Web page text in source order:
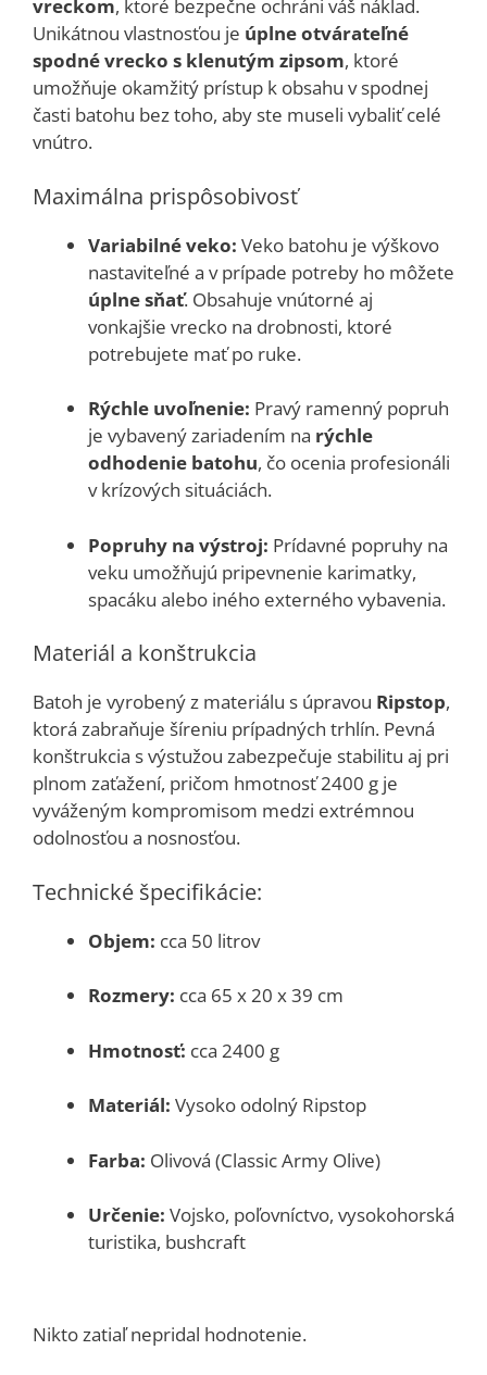
vreckom, ktoré bezpečne ochráni váš náklad.
Unikátnou vlastnosťou je úplne otvárateľné
spodné vrecko s klenutým zipsom, ktoré
umožňuje okamžitý prístup k obsahu v spodnej
časti batohu bez toho, aby ste museli vybaliť celé
vnútro.
Maximálna prispôsobivosť
Variabilné veko: Veko batohu je výškovo
nastaviteľné a v prípade potreby ho môžete
úplne sňať. Obsahuje vnútorné aj
vonkajšie vrecko na drobnosti, ktoré
potrebujete mať po ruke.
Rýchle uvoľnenie: Pravý ramenný popruh
je vybavený zariadením na rýchle
odhodenie batohu, čo ocenia profesionáli
v krízových situáciách.
Popruhy na výstroj: Prídavné popruhy na
veku umožňujú pripevnenie karimatky,
spacáku alebo iného externého vybavenia.
Materiál a konštrukcia
Batoh je vyrobený z materiálu s úpravou Ripstop,
ktorá zabraňuje šíreniu prípadných trhlín. Pevná
konštrukcia s výstužou zabezpečuje stabilitu aj pri
plnom zaťažení, pričom hmotnosť 2400 g je
vyváženým kompromisom medzi extrémnou
odolnosťou a nosnosťou.
Technické špecifikácie:
Objem: cca 50 litrov
Rozmery: cca 65 x 20 x 39 cm
Hmotnosť: cca 2400 g
Materiál: Vysoko odolný Ripstop
Farba: Olivová (Classic Army Olive)
Určenie: Vojsko, poľovníctvo, vysokohorská
turistika, bushcraft
Nikto zatiaľ nepridal hodnotenie.